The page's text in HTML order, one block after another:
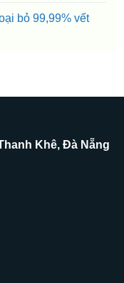
bỏ 99,99% vết
Khê, Đà Nẵng